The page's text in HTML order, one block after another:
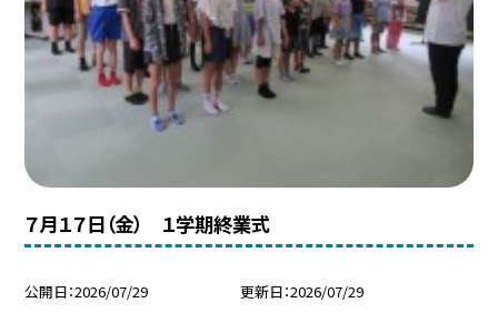
７月１７日（金） １学期終業式
公開日 2026/07/29 更新日 2026/07/29